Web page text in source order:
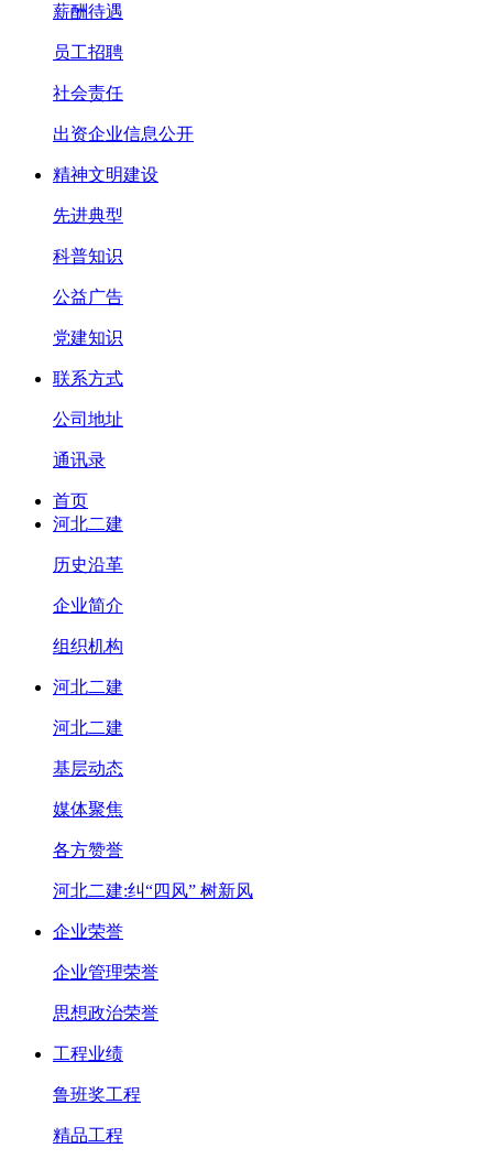
薪酬待遇
员工招聘
社会责任
出资企业信息公开
精神文明建设
先进典型
科普知识
公益广告
党建知识
联系方式
公司地址
通讯录
首页
河北二建
历史沿革
企业简介
组织机构
河北二建
河北二建
基层动态
媒体聚焦
各方赞誉
河北二建:纠“四风” 树新风
企业荣誉
企业管理荣誉
思想政治荣誉
工程业绩
鲁班奖工程
精品工程